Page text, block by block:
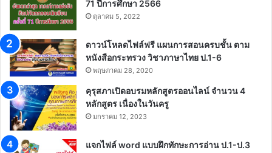
71 ปีการศึกษา 2566
ตุลาคม 5, 2022
ดาวน์โหลดไฟล์ฟรี แผนการสอนครบชั้น ตาม
หนังสือกระทรวง วิชาภาษาไทย ป.1-6
พฤษภาคม 28, 2020
คุรุสภาเปิดอบรมหลักสูตรออนไลน์ จำนวน 4
หลักสูตร เนื่องในวันครู
มกราคม 12, 2023
แจกไฟล์ word แบบฝึกทักษะการอ่าน ป.1-ป.3